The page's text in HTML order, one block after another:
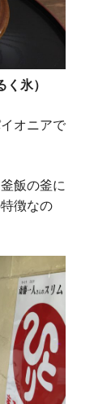
氷）
オニアで
飯の釜に
徴なの